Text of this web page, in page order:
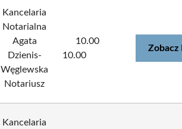
Kancelaria
Notarialna
Agata
Dzienis-
Węglewska
Notariusz
10.00
10.00
Zobacz
Kancelaria